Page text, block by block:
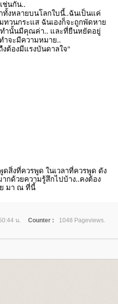
ช่นกัน..
ทั้งหลายบนโลกใบนี้..ฉันเป็นแค่
ทวนกระแส ฉันเองก็จะถูกพัดหา
ทำนั้นมีคุณค่า.. และที่ยืนหยัดอยู่
ำจะมีความหมาย..
งต้องมีแรงบันดาลใจ"
ดสิ่งที่ควรพูด ในเวลาที่ควรพูด ดัง
กด้วยความรู้สึกไปบ้าง..คงต้อง
มา ณ ที่นี้
น. Counter :
1048 Pageviews.